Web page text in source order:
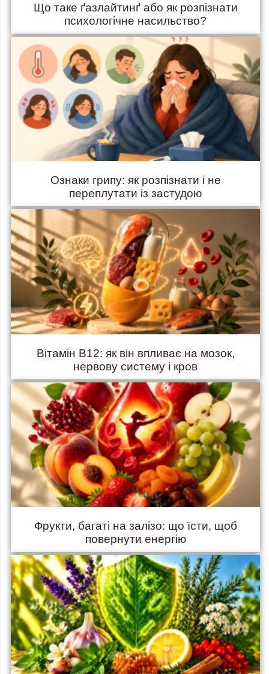
Що таке ґазлайтинґ або як розпізнати
психологічне насильство?
Ознаки грипу: як розпізнати і не
переплутати із застудою
Вітамін B12: як він впливає на мозок,
нервову систему і кров
Фрукти, багаті на залізо: що їсти, щоб
повернути енергію